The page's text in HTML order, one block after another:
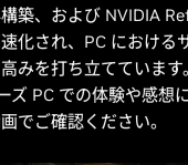
築、および NVIDIA
化され、PC における
みを打ち立てていま
ズ PC での体験や感想
でご確認ください。